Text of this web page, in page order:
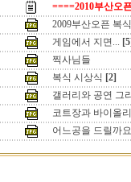
====2010부산오
2009부산오픈 복
게임에서 지면...
찍사님들
복식 시상식 [2]
갤러리와 공연 그
코트장과 바이올
어느공을 드릴까요